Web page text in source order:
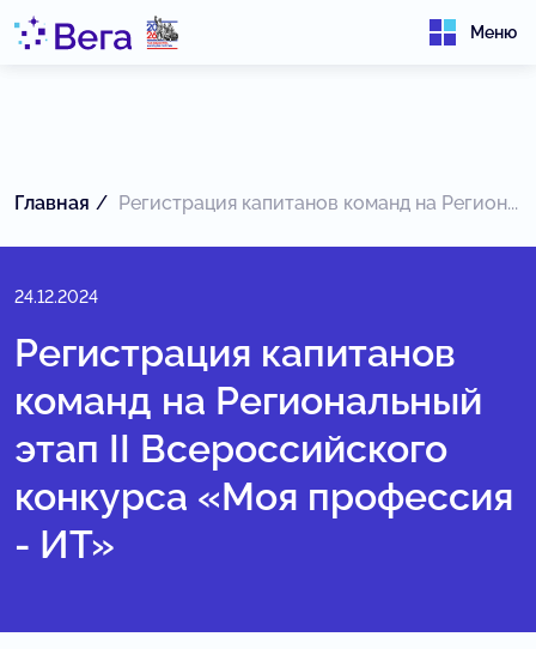
Меню
Главная Регистрация капитанов команд на Регион...
24.12.2024
Регистрация капитанов
команд на Региональный
этап II Всероссийского
конкурса «Моя профессия
- ИТ»